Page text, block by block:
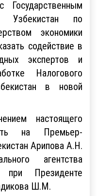
Государственным
Узбекистан по
экономики
содействие в
экспертов и
Налогового
в новой
настоящего
на Премьер-
Арипова А.Н.
агентства
при Президенте
Ш.М.